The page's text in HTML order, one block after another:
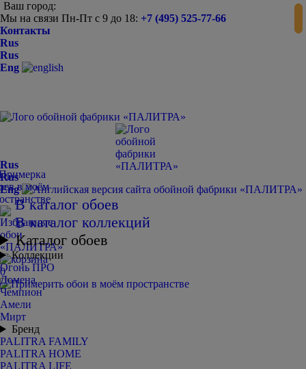
Ваш город:
Мы на связи Пн-Пт с 9 до 18: +7 (495) 525-77-66
Контакты
Rus
Rus
Eng
0
Rus
Rus
Eng
В каталог обоев
В каталог коллекций
Каталог обоев
Коллекции
Огонь ПРО
Домена
Чемпион
Амели
Мирт
Бренд
PALITRA FAMILY
PALITRA HOME
PALITRA LIFE